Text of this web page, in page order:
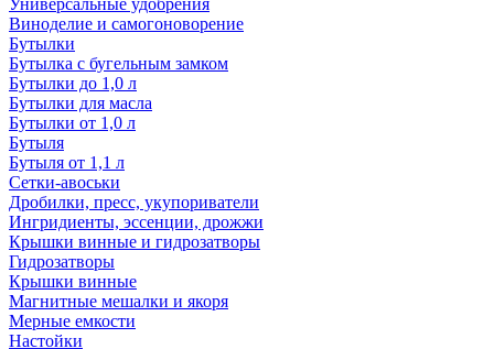
Универсальные удобрения
Виноделие и самогоноворение
Бутылки
Бутылка с бугельным замком
Бутылки до 1,0 л
Бутылки для масла
Бутылки от 1,0 л
Бутыля
Бутыля от 1,1 л
Сетки-авоськи
Дробилки, пресс, укупориватели
Ингридиенты, эссенции, дрожжи
Крышки винные и гидрозатворы
Гидрозатворы
Крышки винные
Магнитные мешалки и якоря
Мерные емкости
Настойки